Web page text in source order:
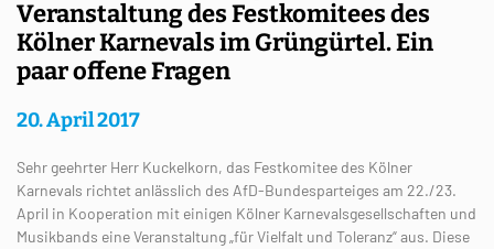
Veranstaltung des Festkomitees des
Kölner Karnevals im Grüngürtel. Ein
paar offene Fragen
20. April 2017
Sehr geehrter Herr Kuckelkorn, das Festkomitee des Kölner
Karnevals richtet anlässlich des AfD-Bundesparteiges am 22./23.
April in Kooperation mit einigen Kölner Karnevalsgesellschaften und
Musikbands eine Veranstaltung „für Vielfalt und Toleranz“ aus. Diese